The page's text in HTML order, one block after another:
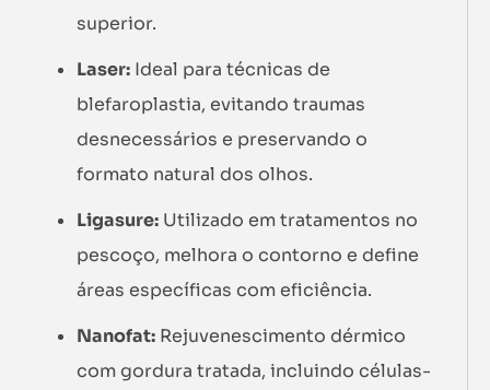
superior.
Laser: Ideal para técnicas de
blefaroplastia, evitando traumas
desnecessários e preservando o
formato natural dos olhos.
Ligasure: Utilizado em tratamentos no
pescoço, melhora o contorno e define
áreas específicas com eficiência.
Nanofat: Rejuvenescimento dérmico
com gordura tratada, incluindo células-